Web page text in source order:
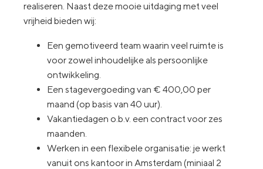
realiseren. Naast deze mooie uitdaging met veel
vrijheid bieden wij:
Een gemotiveerd team waarin veel ruimte is
voor zowel inhoudelijke als persoonlijke
ontwikkeling.
Een stagevergoeding van € 400,00 per
maand (op basis van 40 uur).
Vakantiedagen o.b.v. een contract voor zes
maanden.
Werken in een flexibele organisatie: je werkt
vanuit ons kantoor in Amsterdam (miniaal 2